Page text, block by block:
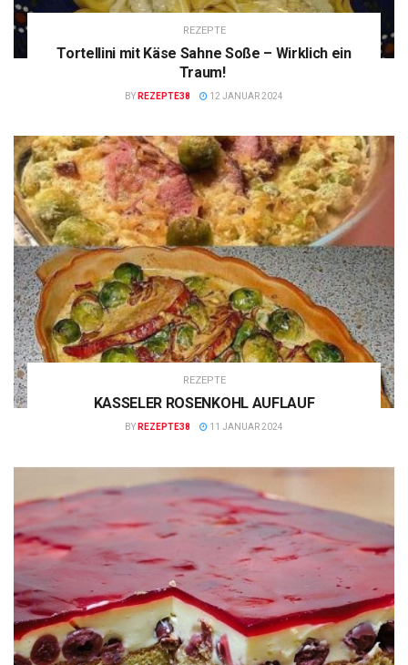
REZEPTE
Tortellini mit Käse Sahne Soße – Wirklich ein
Traum!
BY REZEPTE38 12 JANUAR 2024
REZEPTE
KASSELER ROSENKOHL AUFLAUF
BY REZEPTE38 11 JANUAR 2024